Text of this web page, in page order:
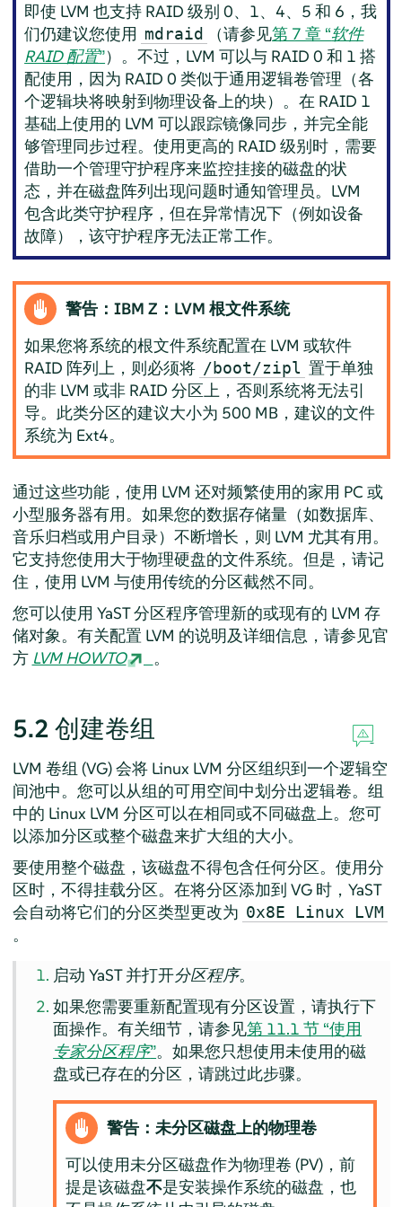
即使 LVM 也支持 RAID 级别 0、1、4、5 和 6，我
们仍建议您使用 mdraid （请参见第 7 章 “软件
RAID 配置”）。不过，LVM 可以与 RAID 0 和 1 搭
配使用，因为 RAID 0 类似于通用逻辑卷管理（各
个逻辑块将映射到物理设备上的块）。在 RAID 1
基础上使用的 LVM 可以跟踪镜像同步，并完全能
够管理同步过程。使用更高的 RAID 级别时，需要
借助一个管理守护程序来监控挂接的磁盘的状
态，并在磁盘阵列出现问题时通知管理员。LVM
包含此类守护程序，但在异常情况下（例如设备
故障），该守护程序无法正常工作。
警告：IBM Z：LVM 根文件系统
如果您将系统的根文件系统配置在 LVM 或软件
RAID 阵列上，则必须将 /boot/zipl 置于单独
的非 LVM 或非 RAID 分区上，否则系统将无法引
导。此类分区的建议大小为 500 MB，建议的文件
系统为 Ext4。
通过这些功能，使用 LVM 还对频繁使用的家用 PC 或
小型服务器有用。如果您的数据存储量（如数据库、
音乐归档或用户目录）不断增长，则 LVM 尤其有用。
它支持您使用大于物理硬盘的文件系统。但是，请记
住，使用 LVM 与使用传统的分区截然不同。
您可以使用 YaST 分区程序管理新的或现有的 LVM 存
储对象。有关配置 LVM 的说明及详细信息，请参见官
方 LVM HOWTO 。
5.2 创建卷组
LVM 卷组 (VG) 会将 Linux LVM 分区组织到一个逻辑空
间池中。您可以从组的可用空间中划分出逻辑卷。组
中的 Linux LVM 分区可以在相同或不同磁盘上。您可
以添加分区或整个磁盘来扩大组的大小。
要使用整个磁盘，该磁盘不得包含任何分区。使用分
区时，不得挂载分区。在将分区添加到 VG 时，YaST
会自动将它们的分区类型更改为 0x8E Linux LVM
。
启动 YaST 并打开分区程序。
如果您需要重新配置现有分区设置，请执行下
面操作。有关细节，请参见第 11.1 节 “使用
专家分区程序”。如果您只想使用未使用的磁
盘或已存在的分区，请跳过此步骤。
警告：未分区磁盘上的物理卷
可以使用未分区磁盘作为物理卷 (PV)，前
提是该磁盘不是安装操作系统的磁盘，也